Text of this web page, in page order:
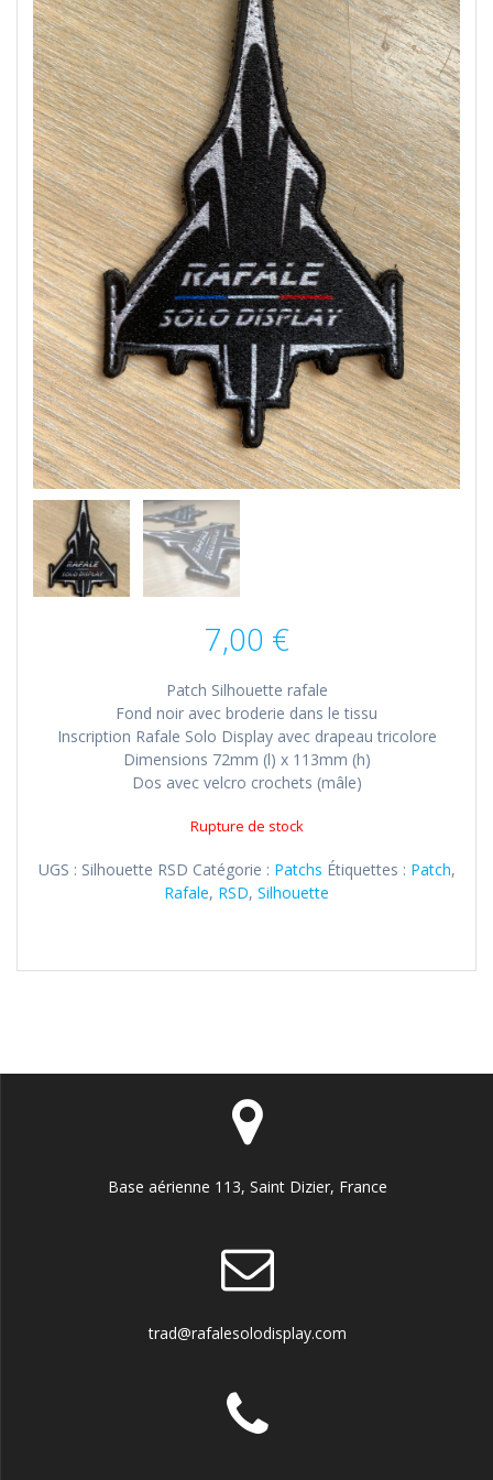
7,00 €
Patch Silhouette rafale
Fond noir avec broderie dans le tissu
Inscription Rafale Solo Display avec drapeau tricolore
Dimensions 72mm (l) x 113mm (h)
Dos avec velcro crochets (mâle)
Rupture de stock
UGS : Silhouette RSD Catégorie : Patchs Étiquettes : Patch,
Rafale, RSD, Silhouette
Base aérienne 113, Saint Dizier, France
trad@rafalesolodisplay.com